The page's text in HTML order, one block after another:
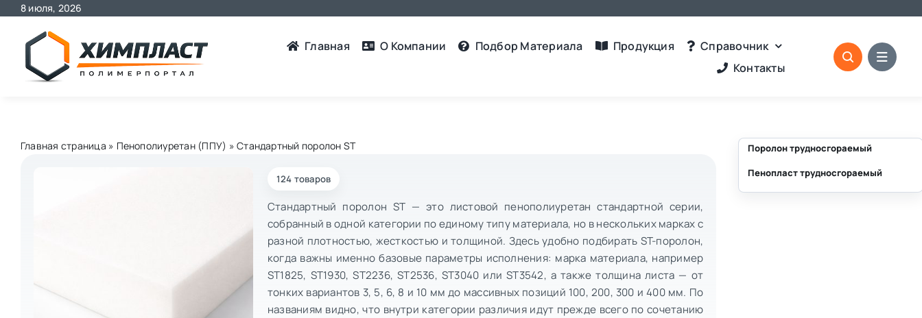
content
8 июля, 2026
Главная О Компании Подбор Материалa Продукция
Справочник
Контакты
Главная страница » Пенополиуретан (ППУ) »Стандартный поролон ST
124 товаров
Стандартный поролон ST — это листовой пенополиуретан стандартной серии,
собранный в одной категории по единому типу материала, но в нескольких марках с
разной плотностью, жесткостью и толщиной. Здесь удобно подбирать ST-поролон,
когда важны именно базовые параметры исполнения: марка материала, например
ST1825, ST1930, ST2236, ST2536, ST3040 или ST3542, а также толщина листа — от
тонких вариантов 3, 5, 6, 8 и 10 мм до массивных позиций 100, 200, 300 и 400 мм. По
названиям видно, что внутри категории различия идут прежде всего по сочетанию
Поролон трудносгораемый
Пенопласт трудносгораемый